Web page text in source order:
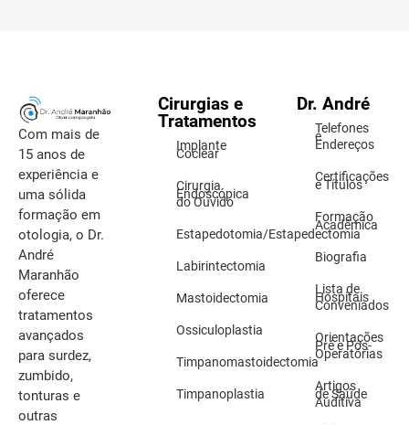
Com mais de
15 anos de
experiência e
uma sólida
formação em
otologia, o Dr.
André
Maranhão
oferece
tratamentos
avançados
para surdez,
zumbido,
tonturas e
outras
Cirurgias e
Tratamentos
Implante
Coclear
Cirurgia
Endoscópica
do Ouvido
Estapedotomia/Estapedectomia
Labirintectomia
Mastoidectomia
Ossiculoplastia
Timpanomastoidectomia
Timpanoplastia
Dr. André
Telefones
e
Endereços
Certificações
e Títulos
Formação
Acadêmica
Biografia
Lista de
Hospitais
Conveniados
Orientações
Pré e Pós-
Operatórias
Artigos
de Saúde
Auditiva